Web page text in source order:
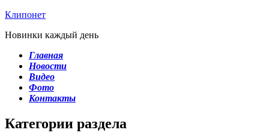
Клипонет
Новинки каждый день
Главная
Новости
Видео
Фото
Контакты
Категории раздела